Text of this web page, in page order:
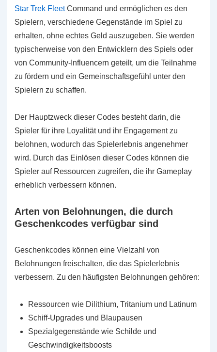
Star Trek FleetCommand und ermöglichen es den
Spielern, verschiedene Gegenstände im Spiel zu
erhalten, ohne echtes Geld auszugeben. Sie werden
typischerweise von den Entwicklern des Spiels oder
von Community-Influencern geteilt, um die Teilnahme
zu fördern und ein Gemeinschaftsgefühl unter den
Spielern zu schaffen.
Der Hauptzweck dieser Codes besteht darin, die
Spieler für ihre Loyalität und ihr Engagement zu
belohnen, wodurch das Spielerlebnis angenehmer
wird. Durch das Einlösen dieser Codes können die
Spieler auf Ressourcen zugreifen, die ihr Gameplay
erheblich verbessern können.
Arten von Belohnungen, die durch
Geschenkcodes verfügbar sind
Geschenkcodes können eine Vielzahl von
Belohnungen freischalten, die das Spielerlebnis
verbessern. Zu den häufigsten Belohnungen gehören:
Ressourcen wie Dilithium, Tritanium und Latinum
Schiff-Upgrades und Blaupausen
Spezialgegenstände wie Schilde und
Geschwindigkeitsboosts